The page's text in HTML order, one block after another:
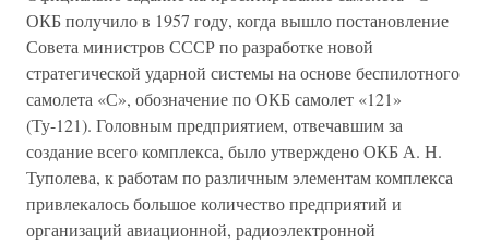
ОКБ получило в 1957 году, когда вышло постановление
Совета министров СССР по разработке новой
стратегической ударной системы на основе беспилотного
самолета «С», обозначение по ОКБ самолет «121»
(Ту-121). Головным предприятием, отвечавшим за
создание всего комплекса, было утверждено ОКБ А. Н.
Туполева, к работам по различным элементам комплекса
привлекалось большое количество предприятий и
организаций авиационной, радиоэлектронной